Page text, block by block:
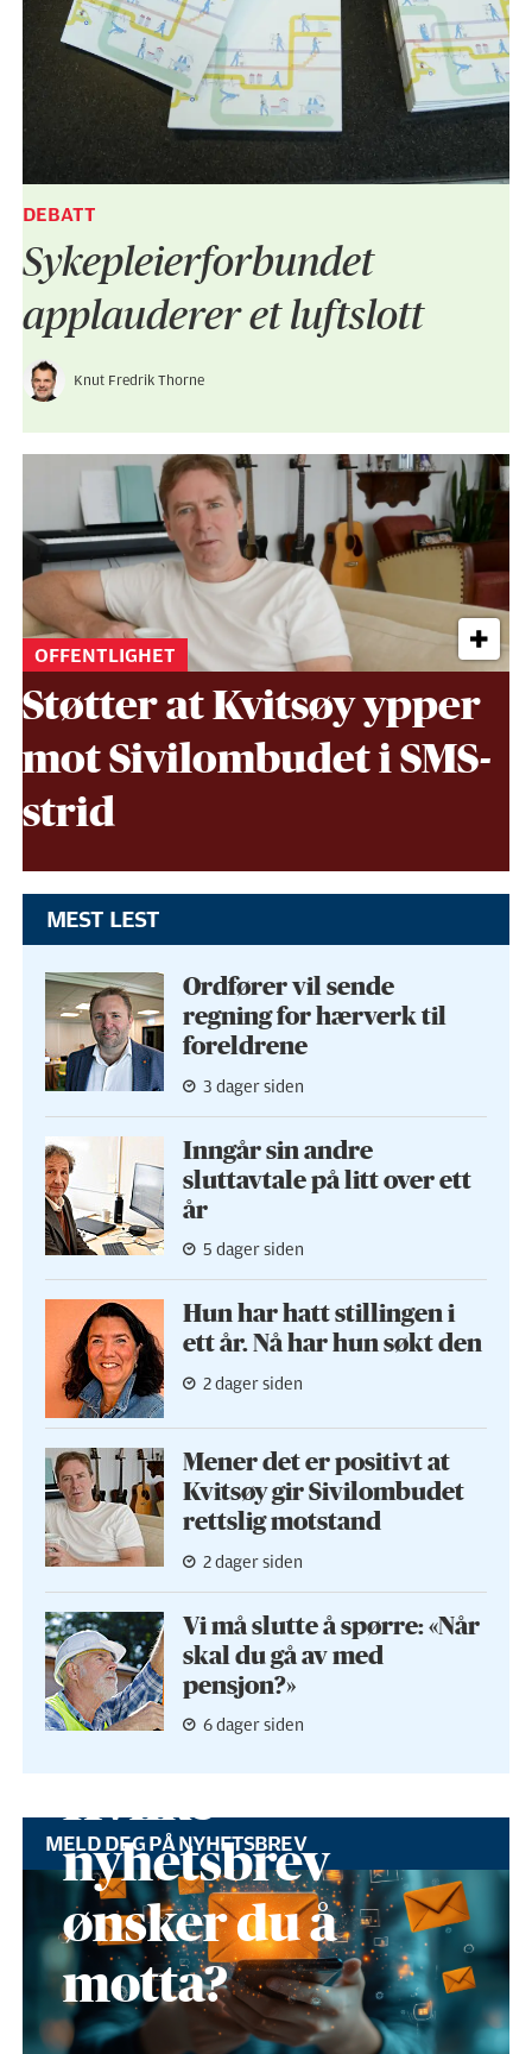
DEBATT
Sykepleier­forbundet
applauderer et luftslott
Knut Fredrik Thorne
OFFENTLIGHET
Støtter at Kvitsøy ypper
mot Sivil­ombudet i SMS-
strid
MEST LEST
Ordfører vil sende
regning for hærverk til
foreldrene
3 dager siden
Inngår sin andre
sluttavtale på litt over ett
år
5 dager siden
Hun har hatt stillingen i
ett år. Nå har hun søkt den
2 dager siden
Mener det er positivt at
Kvitsøy gir Sivilombudet
rettslig motstand
2 dager siden
Vi må slutte å spørre: «Når
skal du gå av med
pensjon?»
6 dager siden
MELD DEG PÅ NYHETSBREV
Hvilke
nyhetsbrev
ønsker du å
motta?